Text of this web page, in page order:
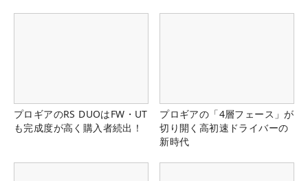
プロギアのRS DUOはFW・UT
も完成度が高く購入者続出！
プロギアの「4層フェース」が
切り開く高初速ドライバーの
新時代